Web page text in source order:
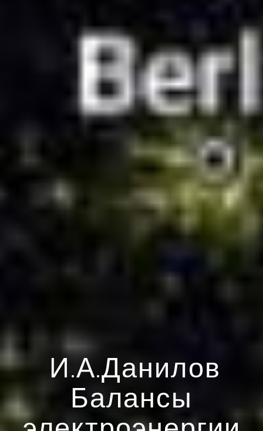
И.А.Данилов
Балансы